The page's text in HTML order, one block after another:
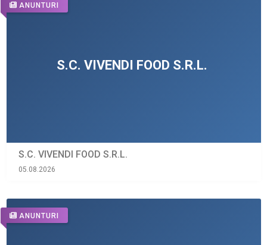
ANUNTURI
S.C. VIVENDI FOOD S.R.L.
05.08.2026
ANUNTURI